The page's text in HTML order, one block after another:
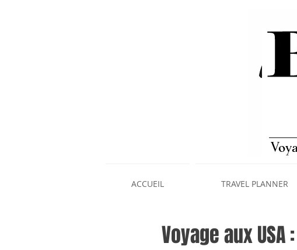
ACCUEIL TRAVEL PLANNER
Voyage aux